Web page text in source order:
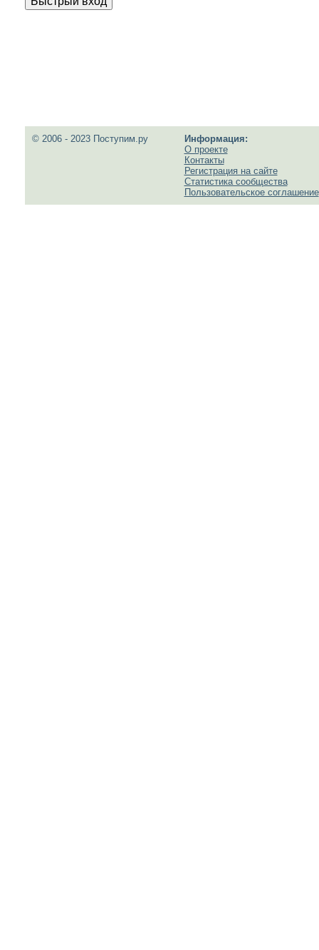
© 2006 - 2023 Поступим.ру
Информация:
О проекте
Контакты
Регистрация на сайте
Статистика сообщества
Пользовательское соглашение